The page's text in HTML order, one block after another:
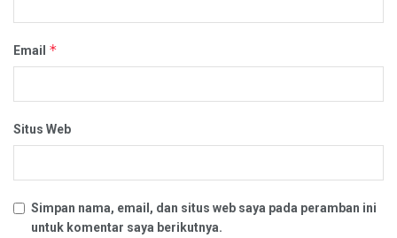
Email *
Situs Web
Simpan nama, email, dan situs web saya pada peramban ini
untuk komentar saya berikutnya.